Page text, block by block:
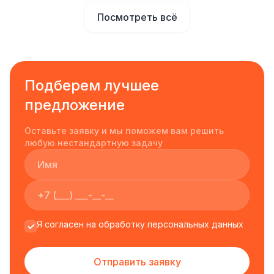
Посмотреть всё
Подберем лучшее
предложение
Оставьте заявку и мы поможем вам решить
любую нестандартную задачу
Я согласен на обработку персональных данных
Отправить заявку